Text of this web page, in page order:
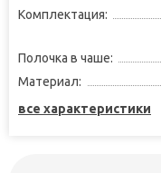
Комплектация:
Полочка в чаше:
Материал:
все характеристики